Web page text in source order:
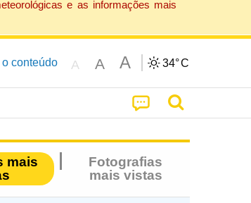
e as informações mais
conteúdo A A A 34°C
mais
Fotografias
mais vistas